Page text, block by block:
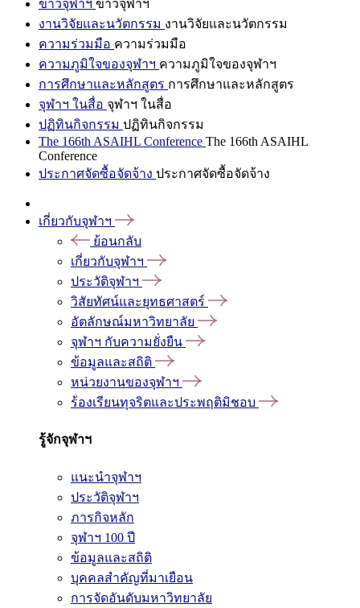
ข่าวจุฬาฯ ข่าวจุฬาฯ
งานวิจัยและนวัตกรรม งานวิจัยและนวัตกรรม
ความร่วมมือ ความร่วมมือ
ความภูมิใจของจุฬาฯ ความภูมิใจของจุฬาฯ
การศึกษาและหลักสูตร การศึกษาและหลักสูตร
จุฬาฯ ในสื่อ จุฬาฯ ในสื่อ
ปฏิทินกิจกรรม ปฏิทินกิจกรรม
The 166th ASAIHL Conference The 166th ASAIHL
Conference
ประกาศจัดซื้อจัดจ้าง ประกาศจัดซื้อจัดจ้าง
เกี่ยวกับจุฬาฯ
ย้อนกลับ
เกี่ยวกับจุฬาฯ
ประวัติจุฬาฯ
วิสัยทัศน์และยุทธศาสตร์
อัตลักษณ์มหาวิทยาลัย
จุฬาฯ กับความยั่งยืน
ข้อมูลและสถิติ
หน่วยงานของจุฬาฯ
ร้องเรียนทุจริตและประพฤติมิชอบ
รู้จักจุฬาฯ
แนะนำจุฬาฯ
ประวัติจุฬาฯ
ภารกิจหลัก
จุฬาฯ 100 ปี
ข้อมูลและสถิติ
บุคคลสำคัญที่มาเยือน
การจัดอันดับมหาวิทยาลัย